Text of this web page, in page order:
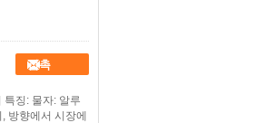
접촉
징: 물자: 알루
방향에서 시장에